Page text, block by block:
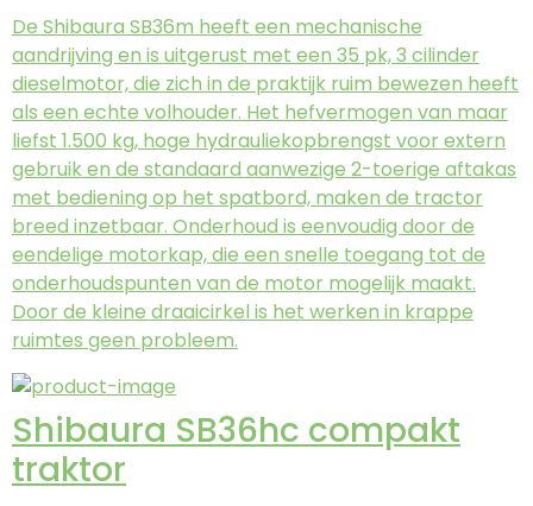
De Shibaura SB36m heeft een mechanische
aandrijving en is uitgerust met een 35 pk, 3 cilinder
dieselmotor, die zich in de praktijk ruim bewezen heeft
als een echte volhouder. Het hefvermogen van maar
liefst 1.500 kg, hoge hydrauliekopbrengst voor extern
gebruik en de standaard aanwezige 2-toerige aftakas
met bediening op het spatbord, maken de tractor
breed inzetbaar. Onderhoud is eenvoudig door de
eendelige motorkap, die een snelle toegang tot de
onderhoudspunten van de motor mogelijk maakt.
Door de kleine draaicirkel is het werken in krappe
ruimtes geen probleem.
Shibaura SB36hc compakt
traktor